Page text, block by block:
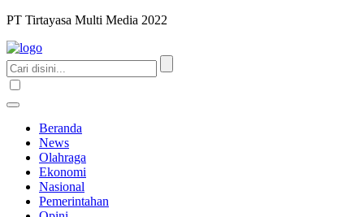
PT Tirtayasa Multi Media 2022
Beranda
News
Olahraga
Ekonomi
Nasional
Pemerintahan